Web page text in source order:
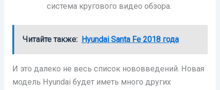
система кругового видео обзора.
Читайте также: Hyundai Santa Fe 2018 года
И это далеко не весь список нововведений. Новая
модель Hyundai будет иметь много других